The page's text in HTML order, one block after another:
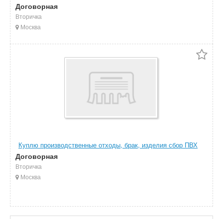
Договорная
Вторичка
Москва
Куплю производственные отходы, брак, изделия сбор ПВХ
Договорная
Вторичка
Москва